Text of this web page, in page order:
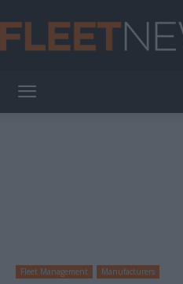
Fleet Management Manufacturers